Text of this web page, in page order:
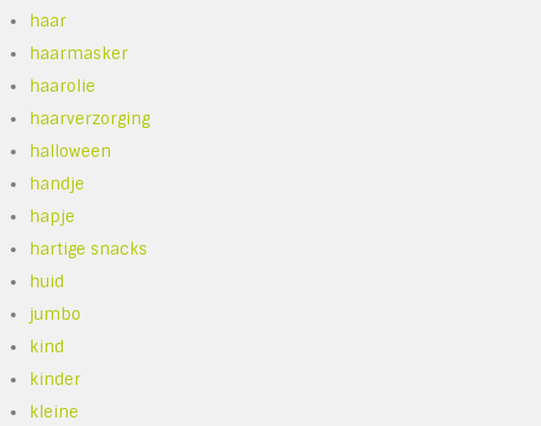
haar
haarmasker
haarolie
haarverzorging
halloween
handje
hapje
hartige snacks
huid
jumbo
kind
kinder
kleine